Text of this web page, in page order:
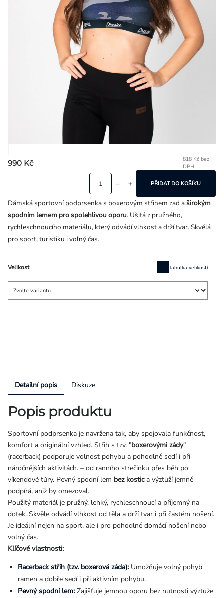
990 Kč
818 Kč bez
DPH
Velikost Tabulka velikostí
PŘIDAT DO KOŠÍKU
Dámská sportovní podprsenka s boxerovým střihem zad aširokým
spodním lemem pro spolehlivou oporu. Ušitá z pružného,
rychleschnoucího materiálu, který odvádí vlhkost a drží tvar. Skvělá
pro sport, turistiku i volný čas.
Detailní popis Diskuze
Popis produktu
Sportovní podprsenka je navržena tak, aby spojovala funkčnost,
komfort a originální vzhled. Střih s tzv. "boxerovými zády"
(racerback) podporuje volnost pohybu a pohodlně sedí i při
náročnějších aktivitách. – od ranního strečinku přes běh po
víkendové túry. Pevný spodní lem bez kostic a výztuží jemně
podpírá, aniž by omezoval.
Použitý materiál je pružný, lehký, rychleschnoucí a příjemný na
dotek. Skvěle odvádí vlhkost od těla a drží tvar i při častém nošení.
Je ideální nejen na sport, ale i pro pohodlné domácí nošení nebo
volný čas.
Klíčové vlastnosti:
Racerback střih (tzv. boxerová záda): Umožňuje volný pohyb
ramen a dobře sedí i při aktivním pohybu.
Pevný spodní lem: Zajišťuje jemnou oporu bez nutnosti výztuže